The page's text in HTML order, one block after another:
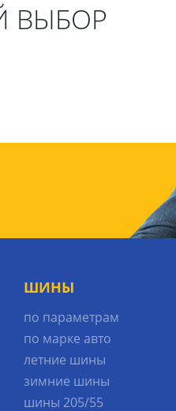
ВЫБОР
ШИНЫ
по параметрам
по марке авто
летние шины
зимние шины
шины 205/55